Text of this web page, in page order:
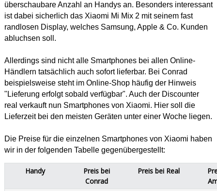
überschaubare Anzahl an Handys an. Besonders interessant
ist dabei sicherlich das Xiaomi Mi Mix 2 mit seinem fast
randlosen Display, welches Samsung, Apple & Co. Kunden
abluchsen soll.
Allerdings sind nicht alle Smartphones bei allen Online-
Händlern tatsächlich auch sofort lieferbar. Bei Conrad
beispielsweise steht im Online-Shop häufig der Hinweis
"Lieferung erfolgt sobald verfügbar". Auch der Discounter
real verkauft nun Smartphones von Xiaomi. Hier soll die
Lieferzeit bei den meisten Geräten unter einer Woche liegen.
Die Preise für die einzelnen Smartphones von Xiaomi haben
wir in der folgenden Tabelle gegenübergestellt:
Handy
Preis bei
Conrad
Preis bei Real